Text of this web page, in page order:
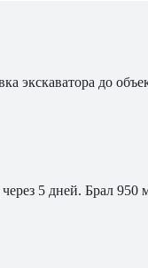
экскаватора до
5 дней. Брал